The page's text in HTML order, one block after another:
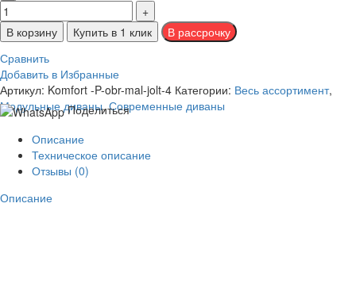
В корзину
Купить в 1 клик
Сравнить
Добавить в Избранные
Артикул: Komfort -P-obr-mal-jolt-4 Категории: Весь ассортимент,
Модульные диваны, Современные диваны
Поделиться
Описание
Техническое описание
Отзывы (0)
Описание